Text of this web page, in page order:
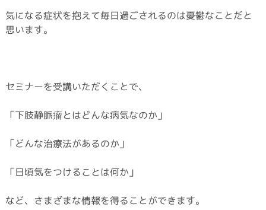
気になる症状を抱えて毎日過ごされるのは憂鬱なことだと
思います。
セミナーを受講いただくことで、
「下肢静脈瘤とはどんな病気なのか」
「どんな治療法があるのか」
「日頃気をつけることは何か」
など、さまざまな情報を得ることができます。